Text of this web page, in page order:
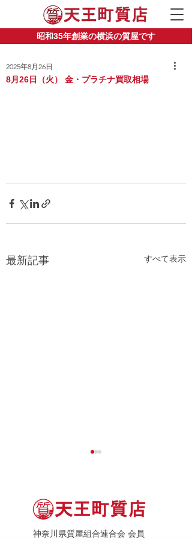
昭和35年創業の横浜の質屋です
8月26日（火） 金・プラチナ買取相場
2025年8月26日
最新記事 すべて表示
神奈川県質屋組合連合会 会員